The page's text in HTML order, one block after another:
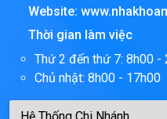
Website:
Thời gian làm việc
Thứ 2 đến thứ 7: 8h00 -
Chủ nhật: 8h00 - 17h00